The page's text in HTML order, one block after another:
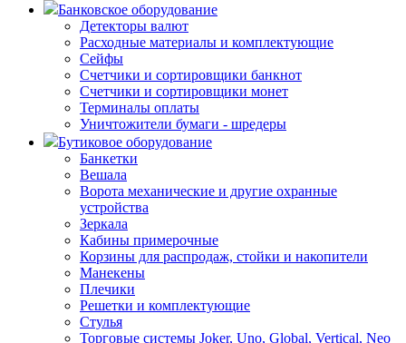
Банковское оборудование
Детекторы валют
Расходные материалы и комплектующие
Сейфы
Счетчики и сортировщики банкнот
Счетчики и сортировщики монет
Терминалы оплаты
Уничтожители бумаги - шредеры
Бутиковое оборудование
Банкетки
Вешала
Ворота механические и другие охранные
устройства
Зеркала
Кабины примерочные
Корзины для распродаж, стойки и накопители
Манекены
Плечики
Решетки и комплектующие
Стулья
Торговые системы Joker, Uno, Global, Vertical, Neo